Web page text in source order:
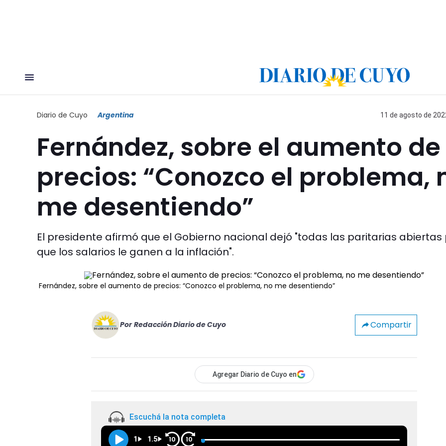
Diario de Cuyo Argentina 11 de agosto de
Fernández, sobre el aumento de
precios: “Conozco el problema,
me desentiendo”
El presidente afirmó que el Gobierno nacional dejó "todas las paritarias
que los salarios le ganen a la inflación".
Fernández, sobre el aumento de precios: “Conozco el problema, no me desentiendo”
Por Redacción Diario de Cuyo Compartir
Agregar Diario de Cuyo en
Escuchá la nota completa
1 1.5 10 10